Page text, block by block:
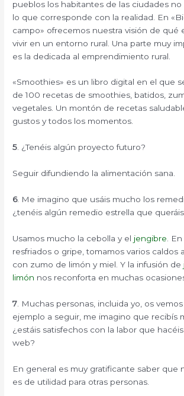
pueblos los habitantes de las ciudades
lo que corresponde con la realidad. En
campo» ofrecemos nuestra visión de qué
vivir en un entorno rural. Una parte muy
es la dedicada al emprendimiento rural.
«Smoothies» es un libro digital en el que
de 100 recetas de smoothies, batidos,
vegetales. Un montón de recetas
gustos y todos los momentos.
5. ¿Tenéis algún proyecto futuro?
Seguir difundiendo la alimentación sana.
6. Me imagino que usáis mucho los
¿tenéis algún remedio estrella que
Usamos mucho la cebolla y el jengibre .
resfriados o gripe, tomamos varios caldos
con zumo de limón y miel. Y la infusión de
limón nos reconforta en muchas
7 . Muchas personas, incluida yo, os
ejemplo a seguir, me imagino que recibís
¿estáis satisfechos con la labor que
web?
En general es muy gratificante saber que
es de utilidad para otras personas.